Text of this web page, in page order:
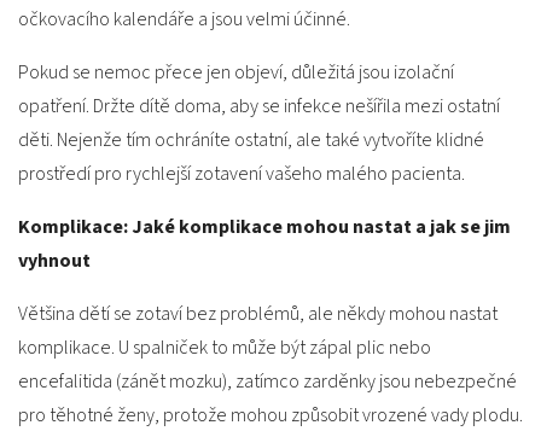
očkovacího kalendáře a jsou velmi účinné.
Pokud se nemoc přece jen objeví, důležitá jsou izolační
opatření. Držte dítě doma, aby se infekce nešířila mezi ostatní
děti. Nejenže tím ochráníte ostatní, ale také vytvoříte klidné
prostředí pro rychlejší zotavení vašeho malého pacienta.
Komplikace: Jaké komplikace mohou nastat a jak se jim
vyhnout
Většina dětí se zotaví bez problémů, ale někdy mohou nastat
komplikace. U spalniček to může být zápal plic nebo
encefalitida (zánět mozku), zatímco zarděnky jsou nebezpečné
pro těhotné ženy, protože mohou způsobit vrozené vady plodu.